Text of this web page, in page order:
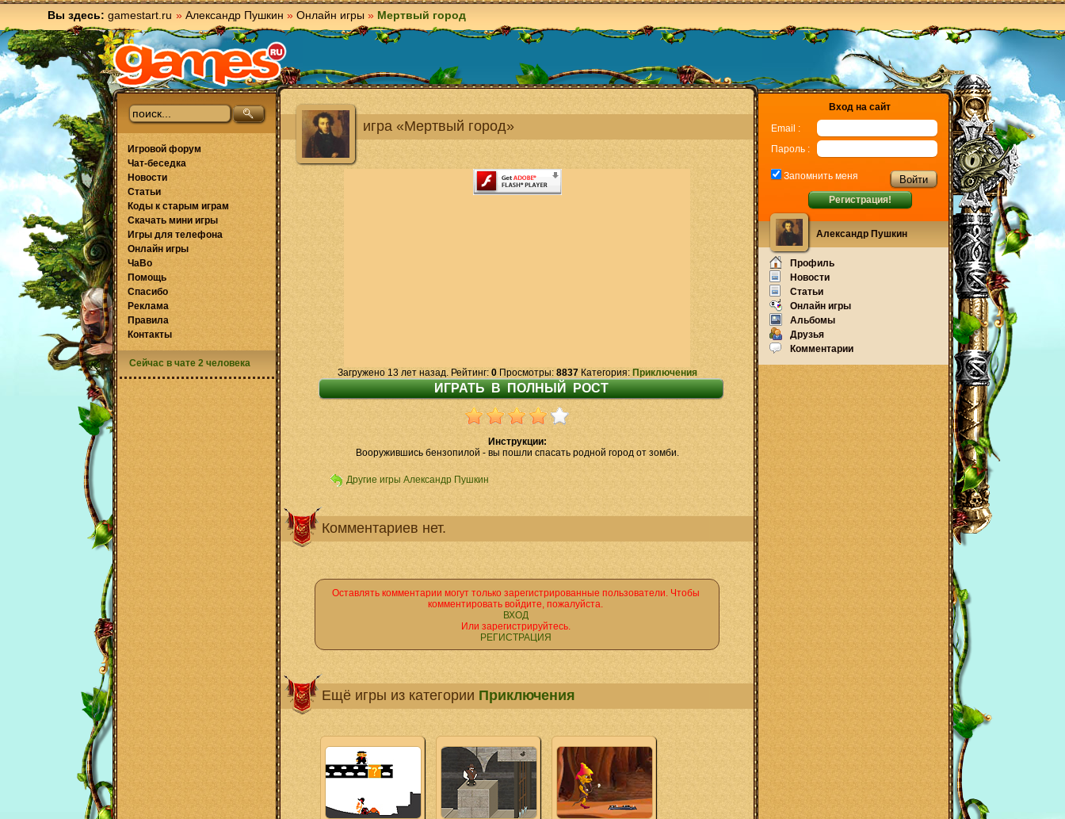
Вы здесь: gamestart.ru » Александр Пушкин » Онлайн игры » Мертвый город
игра «Мертвый город»
Загружено 13 лет назад. Рейтинг: 0Просмотры: 8837Категория: Приключения
Инструкции:
Вооружившись бензопилой - вы пошли спасать родной город от зомби.
Другие игры Александр Пушкин
Комментариев нет.
Оставлять комментарии могут только зарегистрированные пользователи. Чтобы
комментировать войдите, пожалуйста.
ВХОД
Или зарегистрируйтесь.
РЕГИСТРАЦИЯ
Ещё игры из категории Приключения
Игровой форум
Чат-беседка
Новости
Статьи
Коды к старым играм
Скачать мини игры
Игры для телефона
Онлайн игры
ЧаВо
Помощь
Спасибо
Реклама
Правила
Контакты
Сейчас в чате 2 человека
Вход на сайт
Email :
Пароль :
Запомнить меня
Регистрация!
Александр Пушкин
Профиль
Новости
Статьи
Онлайн игры
Альбомы
Друзья
Комментарии